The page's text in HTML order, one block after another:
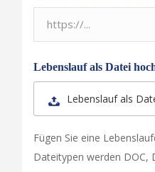
Lebenslauf als Datei
Lebenslauf als
Fügen Sie eine
Dateitypen werden DOC,